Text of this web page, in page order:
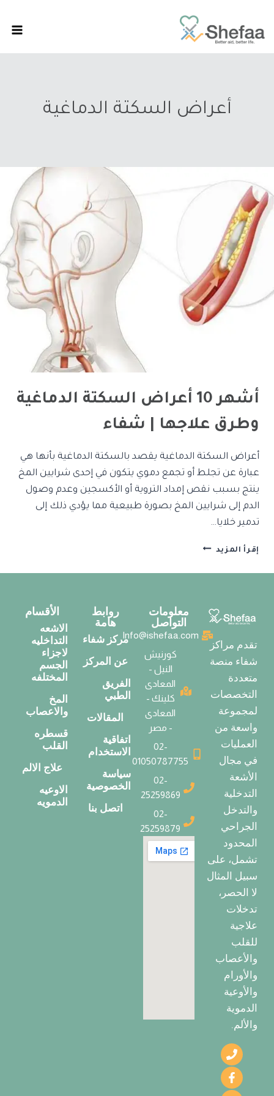
أعراض السكتة الدماغية
أشهر 10 أعراض السكتة الدماغية
وطرق علاجها | شفاء
أعراض السكتة الدماغية يقصد بالسكتة الدماغية بأنها هي
عبارة عن تجلط أو تجمع دموي يتكون في إحدى شرايين المخ
ينتج بسبب نقص إمداد التروية أو الأكسجين وعدم وصول
الدم إلى شرايين المخ بصورة طبيعية مما يؤدي ذلك إلى
تدمير خلايا…
إقرأ المزيد
تقدم مراكز
شفاء منصة
متعددة
التخصصات
لمجموعة
واسعة من
العمليات
في مجال
الأشعة
التدخلية
والتدخل
الجراحي
المحدود
تشمل، على
سبيل المثال
لا الحصر،
تدخلات
علاجية
للقلب
والأعصاب
والأورام
والأوعية
الدموية
والألم.
روابط
هامة
مركز شفاء
عن المركز
الفريق
الطبي
المقالات
اتفاقية
الاستخدام
سياسة
الخصوصية
اتصل بنا
الأقسام
الاشعه
التداخليه
لاجزاء
الجسم
المختلفه
المخ
والاعصاب
قسطره
القلب
علاج الالم
الاوعيه
الدمويه
معلومات
التواصل
Info@ishefaa.com
كورنيش
النيل -
المعادى
كلينك -
المعادى
- مصر
02-
01050787755
02-
25259869
02-
25259879